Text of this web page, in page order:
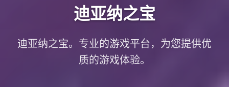
迪亚纳之宝
迪亚纳之宝。专业的游戏平台，为您提供优
质的游戏体验。